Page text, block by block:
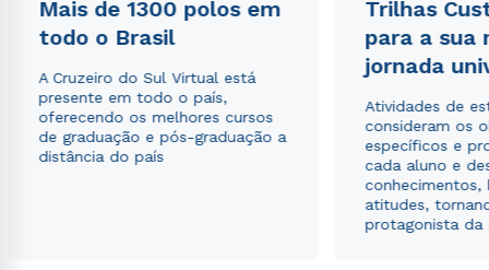
Mais de 1300 polos em
todo o Brasil
A Cruzeiro do Sul Virtual está
presente em todo o país,
oferecendo os melhores cursos
de graduação e pós-graduação a
distância do país
Trilhas
para a sua
jornada
Atividades de
consideram os
específicos e
cada aluno e
conhecimentos,
atitudes,
protagonista da